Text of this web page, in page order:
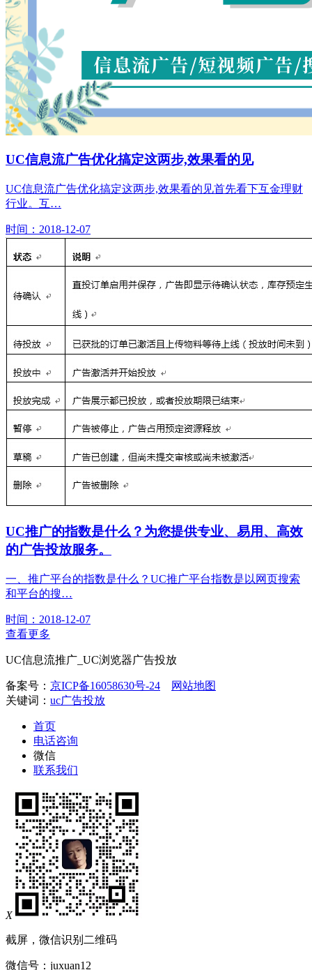
UC信息流广告优化搞定这两步,效果看的见
UC信息流广告优化搞定这两步,效果看的见首先看下互金理财
行业。互…
时间：2018-12-07
UC推广的指数是什么？为您提供专业、易用、高效
的广告投放服务。
一、推广平台的指数是什么？UC推广平台指数是以网页搜索
和平台的搜…
时间：2018-12-07
查看更多
UC信息流推广_UC浏览器广告投放
备案号： 京ICP备16058630号-24
网站地图
关键词： uc广告投放
首页
电话咨询
微信
联系我们
X
截屏，微信识别二维码
微信号： juxuan12